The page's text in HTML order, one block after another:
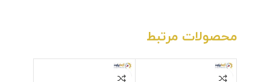
محصولات مرتبط